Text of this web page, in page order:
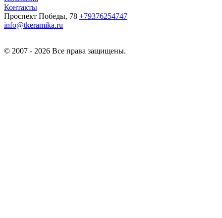
Контакты
Проспект Победы, 78 +79376254747
info@tkeramika.ru
© 2007 - 2026 Все права защищены.